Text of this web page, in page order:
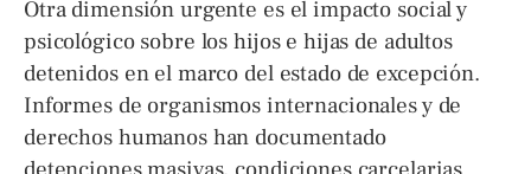
Otra dimensión urgente es el impacto social y
psicológico sobre los hijos e hijas de adultos
detenidos en el marco del estado de excepción.
Informes de organismos internacionales y de
derechos humanos han documentado